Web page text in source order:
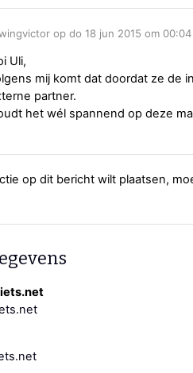
op do 18 jun 2015 om 00:04
Uli,
mij komt dat doordat ze de
partner.
het wél spannend op deze
op dit bericht wilt plaatsen,